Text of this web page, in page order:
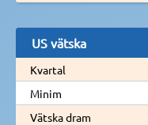
US vätska
Kvartal
Minim
Vätska dram